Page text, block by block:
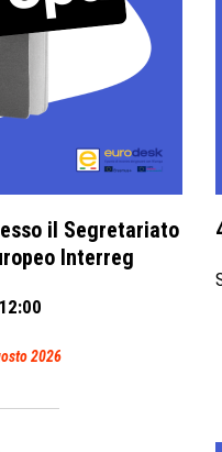
il Segretariato
Interreg
2026